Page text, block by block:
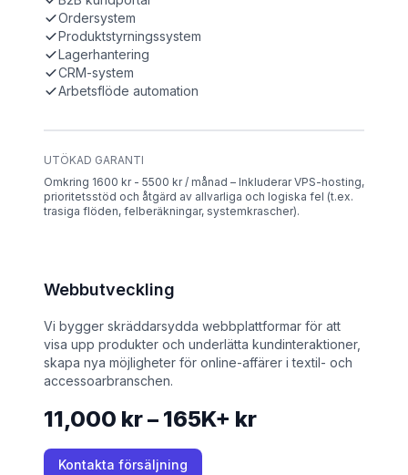
Ordersystem
Produktstyrningssystem
Lagerhantering
CRM-system
Arbetsflöde automation
UTÖKAD GARANTI
Omkring 1600 kr - 5500 kr / månad – Inkluderar VPS-hosting,
prioritetsstöd och åtgärd av allvarliga och logiska fel (t.ex.
trasiga flöden, felberäkningar, systemkrascher).
Webbutveckling
Vi bygger skräddarsydda webbplattformar för att
visa upp produkter och underlätta kundinteraktioner,
skapa nya möjligheter för online-affärer i textil- och
accessoarbranschen.
11,000 kr – 165K+ kr
Kontakta försäljning